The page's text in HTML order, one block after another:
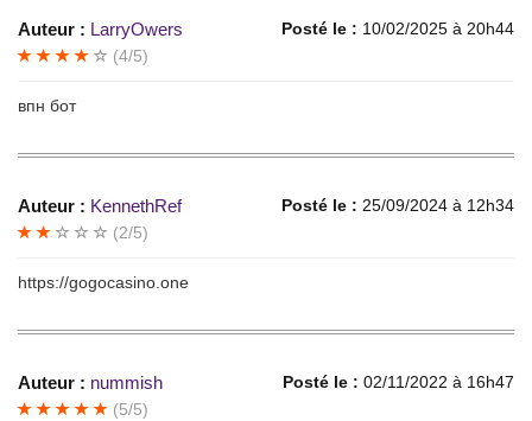
Auteur : LarryOwers Posté le : 10/02/2025 à 20h44
(4/5)
впн бот
Auteur : KennethRef Posté le : 25/09/2024 à 12h34
(2/5)
https://gogocasino.one
Auteur : nummish Posté le : 02/11/2022 à 16h47
(5/5)